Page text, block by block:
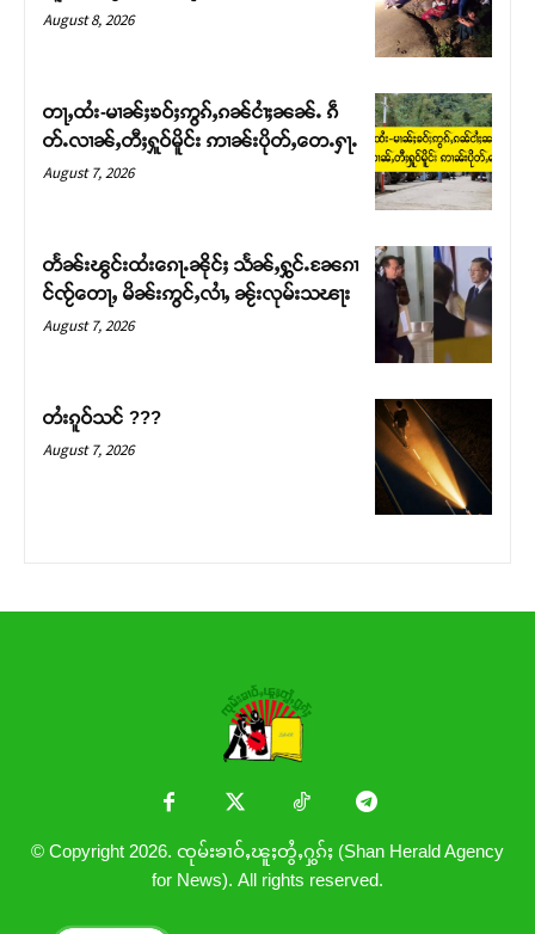
တႃႇႁႂ်ႈသဵင်ၵၢင်ၸႂ်ၵူၼ်းမိူင်း ၵူႈတီႈၵူႈလႅၼ်ပေႃးတေၸွ
တ်ႇ တူဝ်ႈလုမ်ႈၾႃႉၼၼ်ႉ ၶဝ်ႈႁူမ်ႈၵမ်ႉထႅမ် ၸုမ်းၶၢ
ဝ်ႇၽူႈတွႆႇႁွၵ်ႈ လႆႈယူႇၶႃႈဢေႃႈ။
August 8, 2026
တႃႇထႆး-မၢၼ်ႈၶဝ်ႈဢွၵ်ႇၵၼ်ငၢႆႈၼၼ်ႉ ၵဵ
တ်ႉလၢၼ်ႇတီႈႁူဝ်မိူင်း ဢၢၼ်းပိုတ်ႇတေႉႁႃႉ
August 7, 2026
တႅၼ်းၽွင်းထႆးၵေႃႉၼိုင်ႈ သႅၼ်ႇႁွင်ႉၼႄၵၢ
င်ၸႂ်တေႃႇ မိၼ်းဢွင်ႇလၢႆႇ ၼႂ်းလုမ်းသၽႃး
August 7, 2026
တႆးၵူဝ်သင် ???
August 7, 2026
© Copyright 2026. ၸုမ်းၶၢဝ်ႇၽူႈတွႆႇႁွၵ်ႈ (Shan Herald Agency
for News). All rights reserved.